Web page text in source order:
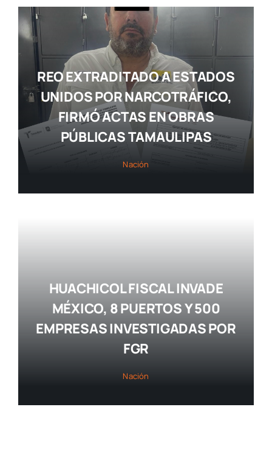
REO EXTRADITADO A ESTADOS
UNIDOS POR NARCOTRÁFICO,
FIRMÓ ACTAS EN OBRAS
PÚBLICAS TAMAULIPAS
Nación
HUACHICOL FISCAL INVADE
MÉXICO, 8 PUERTOS Y 500
EMPRESAS INVESTIGADAS POR
FGR
Nación